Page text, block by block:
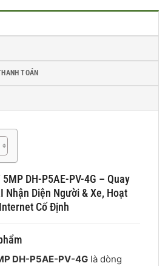
TOÁN
DH-P5AE-PV-4G – Quay
Nhận Diện Người & Xe, Hoạt
Cố Định
DH-P5AE-PV-4G là dòng